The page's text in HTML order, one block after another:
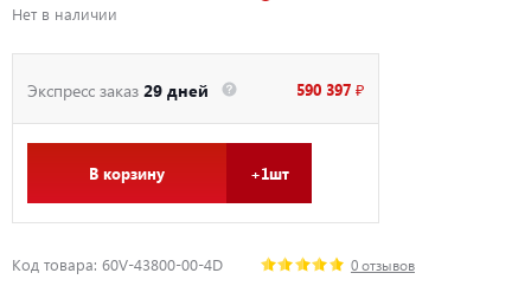
Нет в наличии
Экспресс заказ 29 дней 590 397 ₽
В корзину +1шт
Код товара: 60V-43800-00-4D 0 отзывов